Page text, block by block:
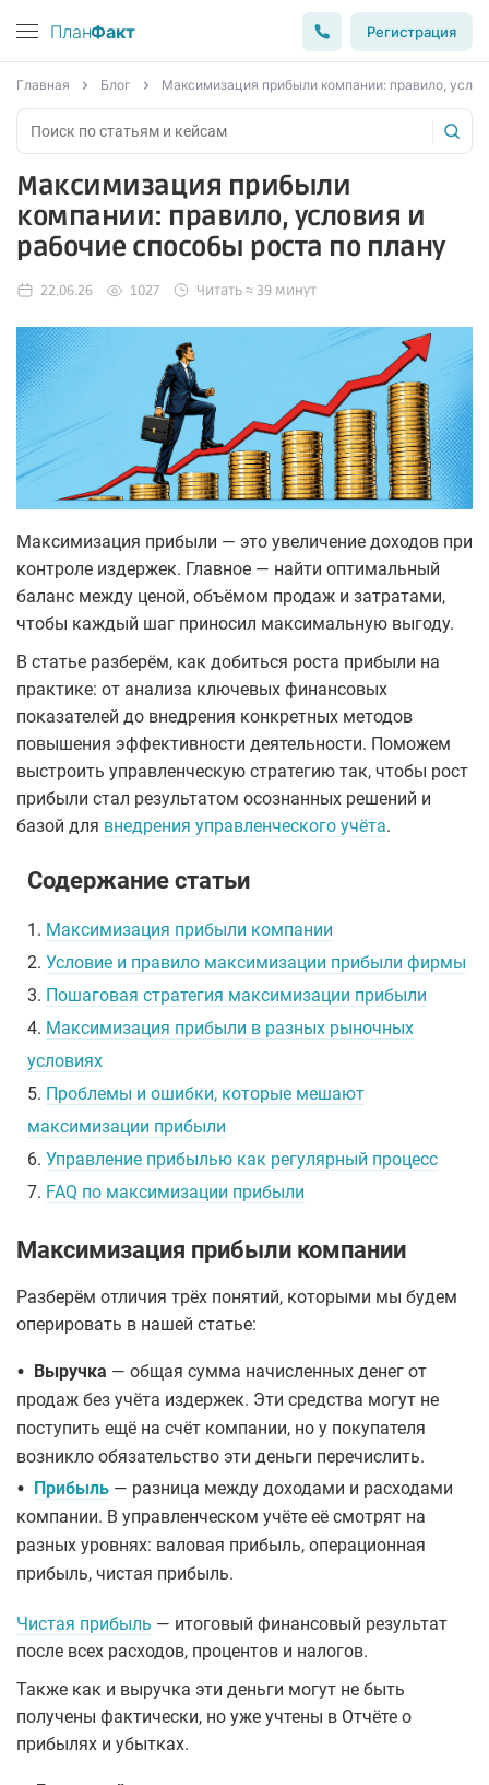
ПланФакт Регистрация
Главная Блог Максимизация прибыли компании: правило,
Максимизация прибыли
компании: правило, условия и
рабочие способы роста по плану
22.06.26 1027 Читать ≈ 39 минут
Максимизация прибыли — это увеличение доходов при
контроле издержек. Главное — найти оптимальный
баланс между ценой, объёмом продаж и затратами,
чтобы каждый шаг приносил максимальную выгоду.
В статье разберём, как добиться роста прибыли на
практике: от анализа ключевых финансовых
показателей до внедрения конкретных методов
повышения эффективности деятельности. Поможем
выстроить управленческую стратегию так, чтобы рост
прибыли стал результатом осознанных решений и
базой для внедрения управленческого учёта.
Содержание статьи
1. Максимизация прибыли компании
2. Условие и правило максимизации прибыли фирмы
3. Пошаговая стратегия максимизации прибыли
4. Максимизация прибыли в разных рыночных
условиях
5. Проблемы и ошибки, которые мешают
максимизации прибыли
6. Управление прибылью как регулярный процесс
7. FAQ по максимизации прибыли
Максимизация прибыли компании
Разберём отличия трёх понятий, которыми мы будем
оперировать в нашей статье:
• Выручка — общая сумма начисленных денег от
продаж без учёта издержек. Эти средства могут не
поступить ещё на счёт компании, но у покупателя
возникло обязательство эти деньги перечислить.
• Прибыль — разница между доходами и расходами
компании. В управленческом учёте её смотрят на
разных уровнях: валовая прибыль, операционная
прибыль, чистая прибыль.
Чистая прибыль — итоговый финансовый результат
после всех расходов, процентов и налогов.
Также как и выручка эти деньги могут не быть
получены фактически, но уже учтены в Отчёте о
прибылях и убытках.